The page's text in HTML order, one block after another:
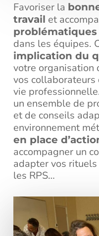
Favoriser la
travail et
dans les équipes.
implication du
votre organisation
vos collaborateurs
vie
un ensemble de
et de conseils
environnement
en place
accompagner un
adapter vos
les RPS…